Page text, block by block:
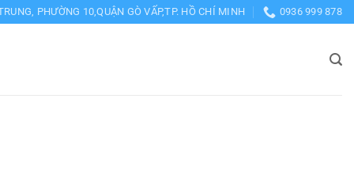
PHƯỜNG 10,QUẬN GÒ VẤP,TP. HỒ CHÍ MINH 0936 999 878